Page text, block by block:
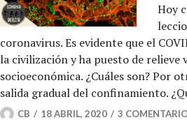
Hoy
coronavirus. Es evidente que el
la civilización y ha puesto de
socioeconómica. ¿Cuáles son? Por
salida gradual del confinamiento.
CB 18 ABRIL, 2020 3